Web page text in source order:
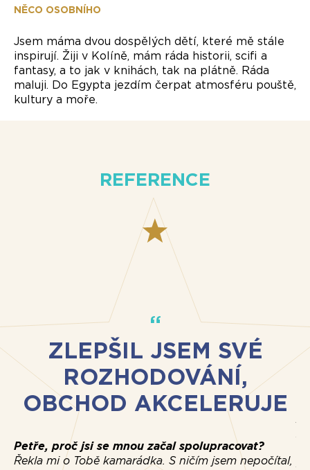
NĚCO OSOBNÍHO
Jsem máma dvou dospělých dětí, které mě stále
inspirují. Žiji v Kolíně, mám ráda historii, scifi a
fantasy, a to jak v knihách, tak na plátně. Ráda
maluji. Do Egypta jezdím čerpat atmosféru pouště,
kultury a moře.
REFERENCE
ZLEPŠIL JSEM SVÉ
ROZHODOVÁNÍ,
OBCHOD AKCELERUJE
Petře, proč jsi se mnou začal spolupracovat?
Řekla mi o Tobě kamarádka. S ničím jsem nepočítal,